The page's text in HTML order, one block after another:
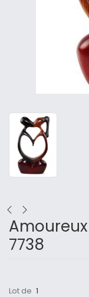
7738
Lot de 1